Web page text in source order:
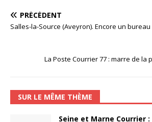
PRÉCÉDENT
Salles-la-Source (Aveyron). Encore un
La Poste Courrier 77 : marre de la
SUR LE MÊME THÈME
Seine et Marne Courrier